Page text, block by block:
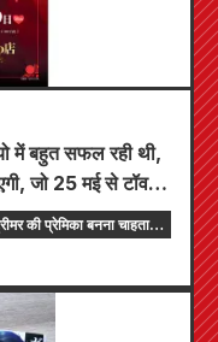
में बहुत सफल रही थी,
जो 25 मई से टॉवर
की प्रेमिका बनना चाहता